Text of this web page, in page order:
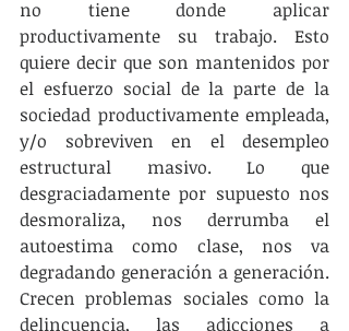
no tiene donde aplicar
productivamente su trabajo. Esto
quiere decir que son mantenidos por
el esfuerzo social de la parte de la
sociedad productivamente empleada,
y/o sobreviven en el desempleo
estructural masivo. Lo que
desgraciadamente por supuesto nos
desmoraliza, nos derrumba el
autoestima como clase, nos va
degradando generación a generación.
Crecen problemas sociales como la
delincuencia, las adicciones a